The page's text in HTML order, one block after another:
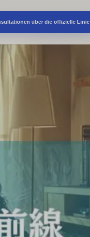
über die offizielle Linie